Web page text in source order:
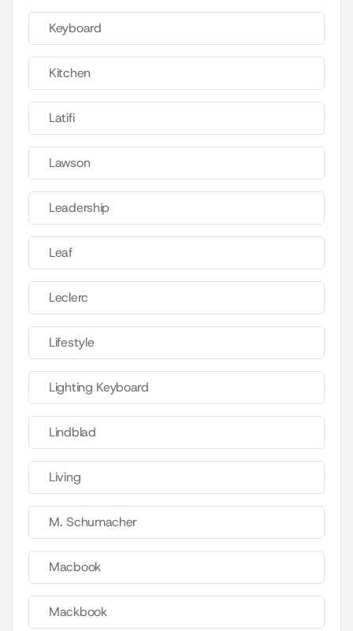
Keyboard
Kitchen
Latifi
Lawson
Leadership
Leaf
Leclerc
Lifestyle
Lighting Keyboard
Lindblad
Living
M. Schumacher
Macbook
Mackbook